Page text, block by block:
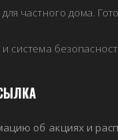
частного дома.
система
об акциях и